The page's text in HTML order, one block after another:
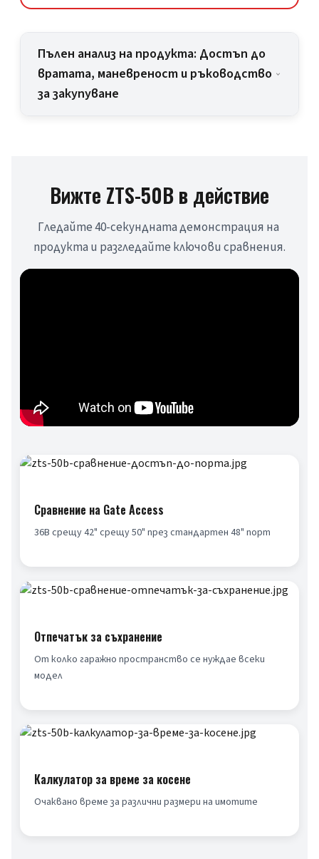
Пълен анализ на продукта: Достъп до
вратата, маневреност и ръководство
за закупуване
Вижте ZTS-50B в действие
Гледайте 40-секундната демонстрация на
продукта и разгледайте ключови сравнения.
Сравнение на Gate Access
36B срещу 42" срещу 50" през стандартен 48" порт
Отпечатък за съхранение
От колко гаражно пространство се нуждае всеки
модел
Калкулатор за време за косене
Очаквано време за различни размери на имотите